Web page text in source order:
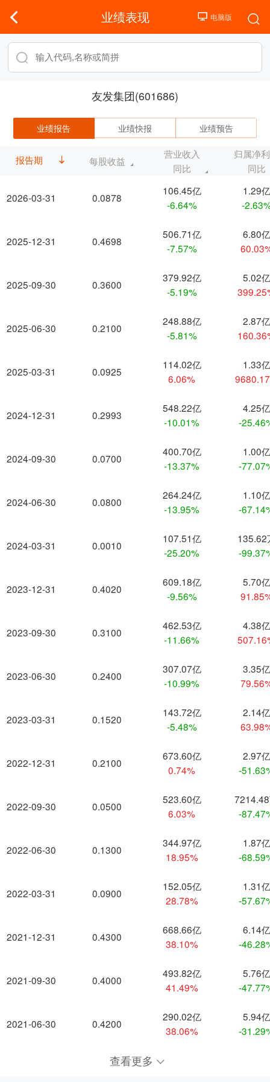
业绩表现
友发集团(601686)
业绩报告 业绩快报 业绩预告
报告期
2026-03-31
2025-12-31
2025-09-30
2025-06-30
2025-03-31
2024-12-31
2024-09-30
2024-06-30
2024-03-31
2023-12-31
2023-09-30
2023-06-30
2023-03-31
2022-12-31
2022-09-30
2022-06-30
2022-03-31
2021-12-31
2021-09-30
2021-06-30
每股收益
营业收入
同比
归属净
同比
0.0878
106.45亿
-6.64%
1.29亿
-
0.4698
506.71亿
-7.57%
6.80亿
0.3600
379.92亿
-5.19%
5.02亿
0.2100
248.88亿
-5.81%
2.87亿
0.0925
114.02亿
6.06%
1.33亿
0.2993
548.22亿
-10.01%
4.25亿
-
0.0700
400.70亿
-13.37%
1.00亿
-
0.0800
264.24亿
-13.95%
1.10亿
-
0.0010
107.51亿
-25.20%
135.62
-
0.4020
609.18亿
-9.56%
5.70亿
0.3100
462.53亿
-11.66%
4.38亿
0.2400
307.07亿
-10.99%
3.35亿
0.1520
143.72亿
-5.48%
2.14亿
0.2100
673.60亿
0.74%
2.97亿
-
0.0500
523.60亿
6.03%
-
0.1300
344.97亿
18.95%
1.87亿
-
0.0900
152.05亿
28.78%
1.31亿
-
0.4300
668.66亿
38.10%
6.14亿
-
0.4000
493.82亿
41.49%
5.76亿
-
0.4200
290.02亿
38.06%
5.94亿
-
查看更多